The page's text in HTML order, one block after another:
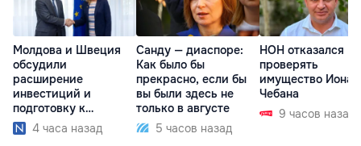
Молдова и Швеция
обсудили
расширение
инвестиций и
подготовку к
отопительному
сезону
4 часа назад
Санду — диаспоре:
Как было бы
прекрасно, если бы
вы были здесь не
только в августе
5 часов назад
НОН отказался
проверять
имущество Иона
Чебана
9 часов назад